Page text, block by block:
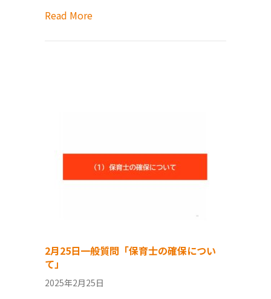
Read More
2月25日一般質問「保育士の確保につい
て」
2025年2月25日